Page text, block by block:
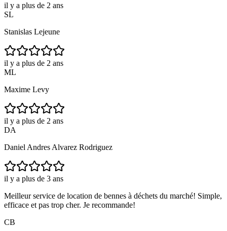
il y a plus de 2 ans
SL
Stanislas Lejeune
il y a plus de 2 ans
ML
Maxime Levy
il y a plus de 2 ans
DA
Daniel Andres Alvarez Rodriguez
il y a plus de 3 ans
Meilleur service de location de bennes à déchets du marché! Simple,
efficace et pas trop cher. Je recommande!
CB